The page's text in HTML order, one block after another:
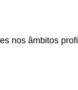
nos âmbitos